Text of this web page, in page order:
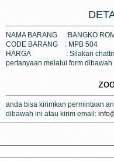
NAMA BARANG :BANGKO
CODE BARANG : MPB 504
HARGA : Silakan
pertanyaan melalui form
anda bisa kirimkan permintaan
dibawah ini atau kirim email: